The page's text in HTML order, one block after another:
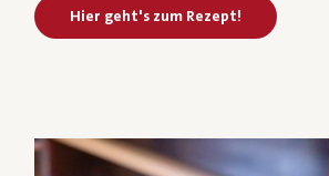
Hier geht's zum Rezept!